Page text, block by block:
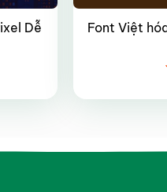
Dễ
Font Việt